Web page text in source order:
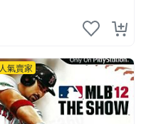
人氣賣家